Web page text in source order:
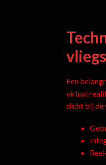
Een
virtual
dicht bij de